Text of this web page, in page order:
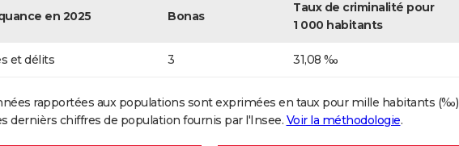
en 2025 Bonas
Taux de criminalité pour
1 000 habitants
et délits 3 31,08 ‰
rapportées aux populations sont exprimées en taux pour mille habitants (‰)
dernièrs chiffres de population fournis par l'Insee. Voir la méthodologie.